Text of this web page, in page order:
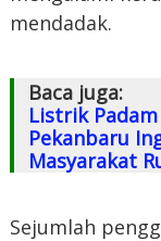
mendadak.
Baca juga:
Listrik Padam
Pekanbaru
Masyarakat
Sejumlah